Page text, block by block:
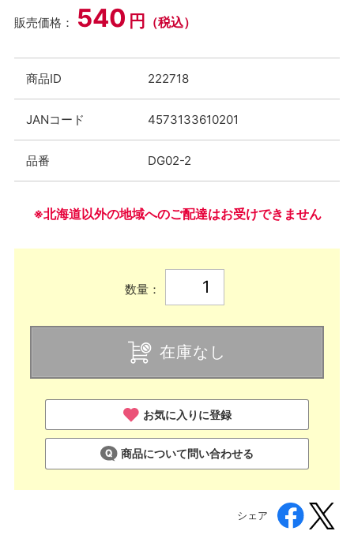
販売価格： 540 円 （税込）
商品ID 222718
JANコード 4573133610201
品番 DG02-2
※北海道以外の地域へのご配達はお受けできません
数量：
在庫なし
お気に入りに登録
商品について問い合わせる
シェア